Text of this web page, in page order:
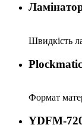
Швидкість
Формат
YDFM-